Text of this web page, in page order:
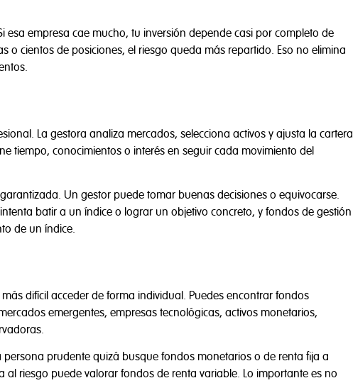
cookies
empresa cae mucho, tu inversión depende casi por completo de
o cientos de posiciones, el riesgo queda más repartido. Eso no elimina
La gestora analiza mercados, selecciona activos y ajusta la cartera
tiempo, conocimientos o interés en seguir cada movimiento del
Un gestor puede tomar buenas decisiones o equivocarse.
batir a un índice o lograr un objetivo concreto, y fondos de gestión
de un índice.
difícil acceder de forma individual. Puedes encontrar fondos
emergentes, empresas tecnológicas, activos monetarios,
persona prudente quizá busque fondos monetarios o de renta fija a
riesgo puede valorar fondos de renta variable. Lo importante es no